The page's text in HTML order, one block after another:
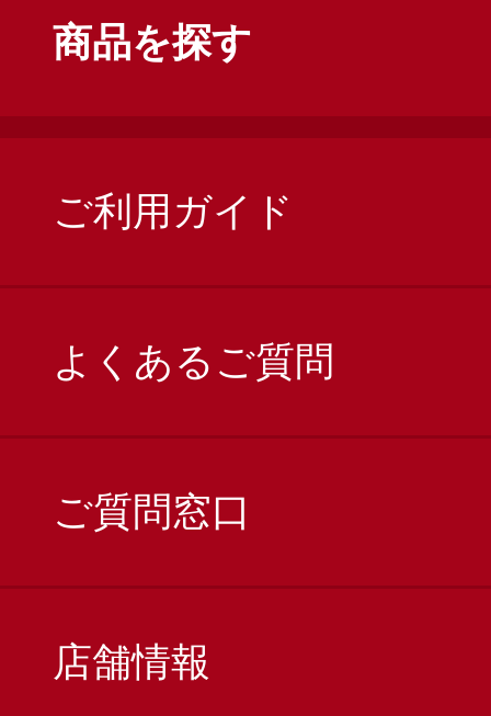
商品を探す
ご利用ガイド
よくあるご質問
ご質問窓口
店舗情報